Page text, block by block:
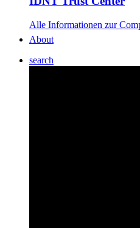
Alle Informationen zur
About
search